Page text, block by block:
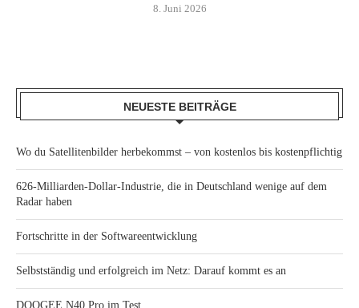
8. Juni 2026
NEUESTE BEITRÄGE
Wo du Satellitenbilder herbekommst – von kostenlos bis kostenpflichtig
626-Milliarden-Dollar-Industrie, die in Deutschland wenige auf dem
Radar haben
Fortschritte in der Softwareentwicklung
Selbstständig und erfolgreich im Netz: Darauf kommt es an
DOOGEE N40 Pro im Test